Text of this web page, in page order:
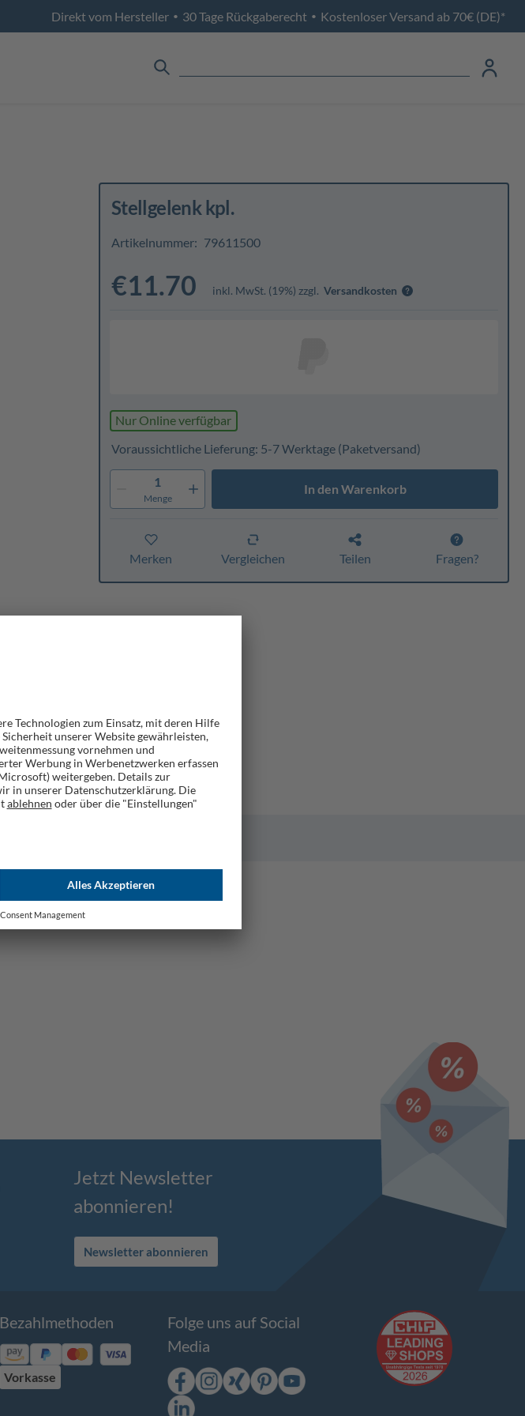
Direkt vom Hersteller • 30 Tage Rückgaberecht • Kostenloser Versand ab 70€ (DE)*
Stellgelenk kpl.
Artikelnummer: 79611500
€11.70 inkl. MwSt. (19%) zzgl. Versandkosten
Nur Online verfügbar
Voraussichtliche Lieferung: 5-7 Werktage(Paketversand)
1
Menge
In den Warenkorb
Merken Vergleichen Teilen Fragen?
Jetzt Newsletter
abonnieren!
Newsletter abonnieren
Bezahlmethoden
Vorkasse
Folge uns auf Social
Media